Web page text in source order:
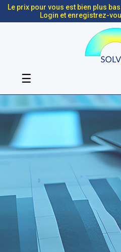
Le prix pour vous est bien plus
Login et enregistrez-
Basculer
navigation
☰